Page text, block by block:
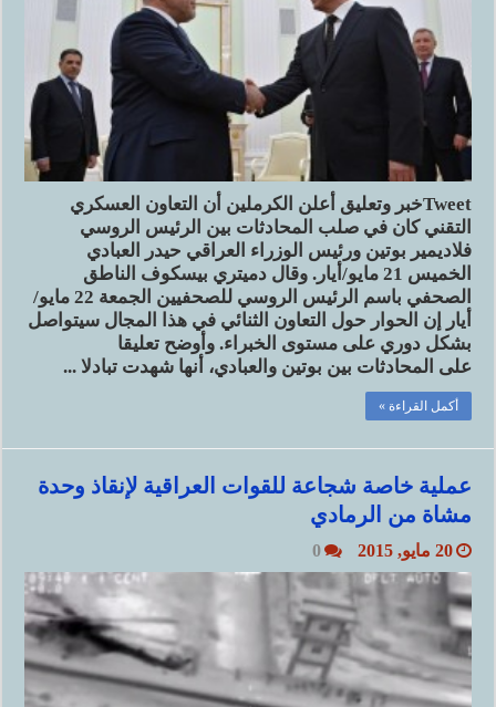
Tweetخبر وتعليق أعلن الكرملين أن التعاون العسكري
التقني كان في صلب المحادثات بين الرئيس الروسي
فلاديمير بوتين ورئيس الوزراء العراقي حيدر العبادي
الخميس 21 مايو/أيار. وقال دميتري بيسكوف الناطق
الصحفي باسم الرئيس الروسي للصحفيين الجمعة 22 مايو/
أيار إن الحوار حول التعاون الثنائي في هذا المجال سيتواصل
بشكل دوري على مستوى الخبراء. وأوضح تعليقا
على المحادثات بين بوتين والعبادي، أنها شهدت تبادلا ...
أكمل القراءة »
عملية خاصة شجاعة للقوات العراقية لإنقاذ وحدة
مشاة من الرمادي
20 مايو, 2015 0